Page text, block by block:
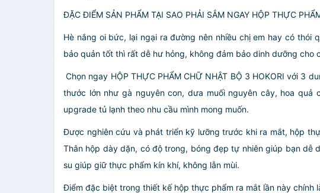
ĐẶC ĐIỂM SẢN PHẨM TẠI SAO PHẢI SẮM NGAY HỘP THỰC
Hè nắng oi bức, lại ngại ra đường nên nhiều chị em hay có
bảo quản tốt thì rất dễ hư hỏng, không đảm bảo dinh dưỡng cho
Chọn ngay HỘP THỰC PHẨM CHỮ NHẬT BỘ 3 HOKORI với 3
thước lớn như gà nguyên con, dưa muối nguyên cây, hoa
upgrade tủ lạnh theo nhu cầu mình mong muốn.
Được nghiên cứu và phát triển kỹ lưỡng trước khi ra mắt, hộp
Thân hộp dày dặn, có độ trong, bóng đẹp tự nhiên giúp bạn dễ
su giúp giữ thực phẩm kín khí, không lẫn mùi.
Điểm đặc biệt trong thiết kế hộp thực phẩm ra mắt lần này